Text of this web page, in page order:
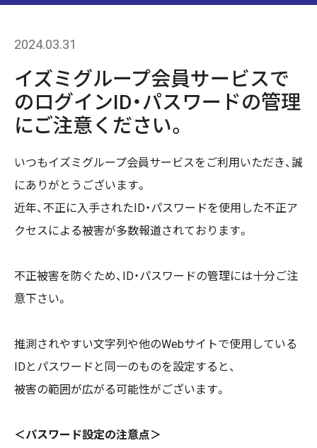
2024.03.31
イズミグループ会員サービスで
のログインID・パスワードの管理
にご注意ください。
いつもイズミグループ会員サービスをご利用いただき、誠
にありがとうございます。
近年、不正に入手されたID・パスワードを使用した不正ア
クセスによる被害が多数報道されております。
不正被害を防ぐため、ID・パスワードの管理には十分ご注
意下さい。
推測されやすい文字列や他のWebサイトで使用している
IDとパスワードと同一のものを設定すると、
被害の範囲が広がる可能性がございます。
＜パスワード設定の注意点＞